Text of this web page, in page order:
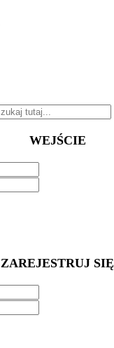
WEJŚCIE
ZAREJESTRUJ SIĘ